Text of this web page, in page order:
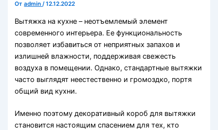
Отadmin/12.12.2022
Вытяжка на кухне – неотъемлемый элемент
современного интерьера. Ее функциональность
позволяет избавиться от неприятных запахов и
излишней влажности, поддерживая свежесть
воздуха в помещении. Однако, стандартные вытяжки
часто выглядят неестественно и громоздко, портя
общий вид кухни.
Именно поэтому декоративный короб для вытяжки
становится настоящим спасением для тех, кто